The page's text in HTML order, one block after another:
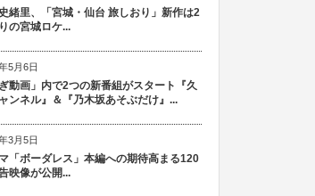
緒里、「宮城・仙台 旅しおり」新作は2
の宮城ロケ...
5月6日
ぎ動画」内で2つの新番組がスタート『久
ンネル』＆『乃木坂あそぶだけ』...
3月5日
「ボーダレス」本編への期待高まる120
映像が公開...